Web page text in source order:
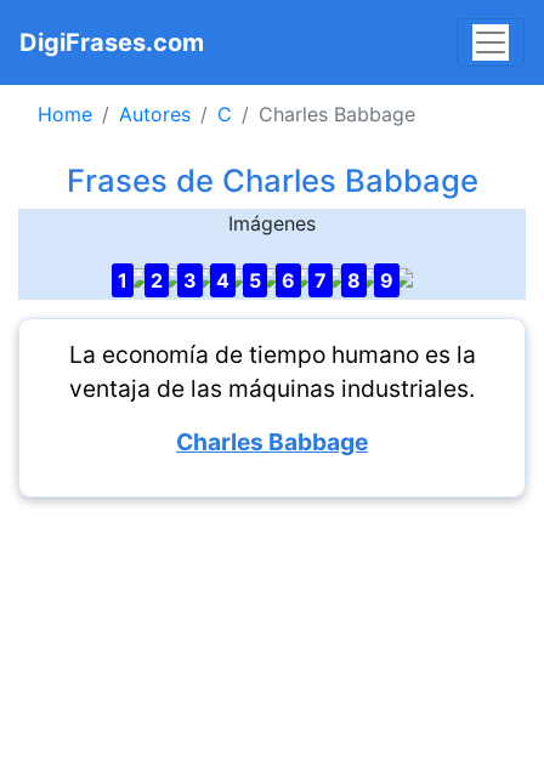
DigiFrases.com
Home Autores C Charles Babbage
Frases de Charles Babbage
Imágenes
1 2 3 4 5 6 7 8 9
La economía de tiempo humano es la
ventaja de las máquinas industriales.
Charles Babbage